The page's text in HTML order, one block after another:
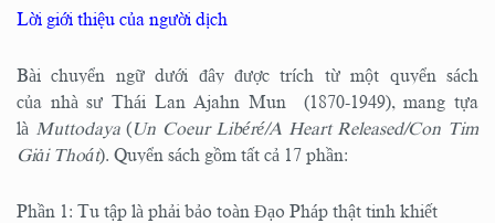
Lời giới thiệu của người dịch
Bài chuyển ngữ dưới đây được trích từ một quyển sách
của nhà sư Thái Lan Ajahn Mun (1870-1949), mang tựa
là Muttodaya(Un Coeur Libéré/A Heart Released/Con Tim
Giải Thoát). Quyển sách gồm tất cả 17 phần:
Phần 1: Tu tập là phải bảo toàn Đạo Pháp thật tinh khiết